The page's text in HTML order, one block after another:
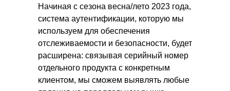
Начиная с сезона весна/лето 2023 года,
система аутентификации, которую мы
используем для обеспечения
отслеживаемости и безопасности, будет
расширена: связывая серийный номер
отдельного продукта с конкретным
клиентом, мы сможем выявлять любые